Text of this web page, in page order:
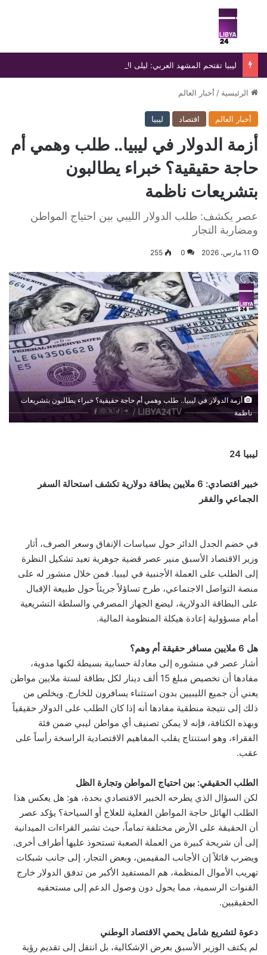
بحث عن
الرئيسية / أخبار العالم
أخبار العالم اقتصاد ليبيا
أزمة الدولار في ليبيا.. طلب وهمي أم
حاجة حقيقية؟ خبراء يطالبون
بتشريعات ناظمة
عصر يكشف: طلب الدولار الليبي بين احتياج المواطن
ومضاربة التجار
11 مارس، 2026 0
255
أزمة الدولار في ليبيا.. طلب وهمي أم حاجة حقيقية؟ خبراء يطالبون بتشريعات
ناظمة
ليبيا 24
خبير اقتصادي: 6 ملايين بطاقة دولارية تكشف استحالة السفر
الجماعي والفقر
في خضم الجدل الدائر حول سياسات الإنفاق وسعر الصرف، أثار
وزير الاقتصاد الأسبق منير عصر قضية جوهرية تعيد تشكيل النظرة
إلى الطلب على العملة الأجنبية في ليبيا. فمن خلال منشور له على
منصة التواصل الاجتماعي، طرح تساؤلاً جريئاً حول طبيعة الإقبال
على البطاقة الدولارية، ليضع الجهاز المصرفي والسلطة التشريعية
أمام مسؤولية إعادة هيكلة المنظومة المالية.
هل 6 ملايين مسافر حقيقة أم وهم؟
أشار عصر في منشوره إلى معادلة حسابية بسيطة لكنها مدوية،
مفادها أن تخصيص مبلغ 15 ألف دينار لكل بطاقة لستة ملايين مواطن
يعني أن جميع الليبيين بدون استثناء يسافرون للخارج. ويخلص من
ذلك إلى نتيجة منطقية مفادها أنه إذا كان الطلب على الدولار حقيقياً
وبهذه الكثافة، فإنه لا يمكن تصنيف أي مواطن ليبي ضمن فئة
الفقراء، وهو استنتاج يقلب المفاهيم الاقتصادية الراسخة رأساً على
عقب.
الطلب الحقيقي: بين احتياج المواطن وتجارة الظل
لكن السؤال الذي يطرحه الخبير الاقتصادي بحدة، هو: هل يعكس هذا
الطلب الهائل حاجة المواطن الفعلية للعلاج أو السياحة؟ يؤكد عصر
أن الحقيقة على الأرض مختلفة تماماً، حيث تشير القراءات الميدانية
إلى أن شريحة كبيرة من العملة الصعبة تستحوذ عليها أطراف أخرى.
ويضرب قائلاً إن الأجانب المقيمين، وبعض التجار، إلى جانب شبكات
تهريب الأموال المنظمة، هم المستفيد الأكبر من تدفق الدولار خارج
القنوات الرسمية، مما يحول دون وصول الدعم إلى مستحقيه
الحقيقيين.
دعوة لتشريع شامل يحمي الاقتصاد الوطني
لم يكتف الوزير الأسبق بعرض الإشكالية، بل انتقل إلى تقديم رؤية